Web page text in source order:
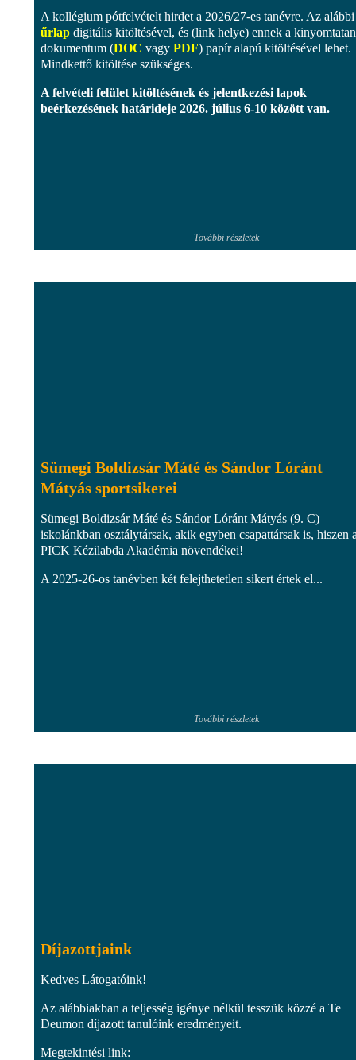
A kollégium pótfelvételt hirdet a 2026/27-es tanévre. Az alábbi
űrlap digitális kitöltésével, és (link helye) ennek a
dokumentum (DOC vagy PDF) papír alapú kitöltésével lehet.
Mindkettő kitöltése szükséges.
A felvételi felület kitöltésének és jelentkezési lapok
beérkezésének határideje 2026. július 6-10 között van.
További részletek
Sümegi Boldizsár Máté és Sándor Lóránt
Mátyás sportsikerei
Sümegi Boldizsár Máté és Sándor Lóránt Mátyás (9. C)
iskolánkban osztálytársak, akik egyben csapattársak is, hiszen
PICK Kézilabda Akadémia növendékei!
A 2025-26-os tanévben két felejthetetlen sikert értek el...
További részletek
Díjazottjaink
Kedves Látogatóink!
Az alábbiakban a teljesség igénye nélkül tesszük közzé a Te
Deumon díjazott tanulóink eredményeit.
Megtekintési link: